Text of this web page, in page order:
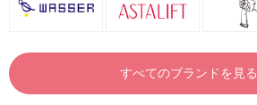
すべてのブランドを見る